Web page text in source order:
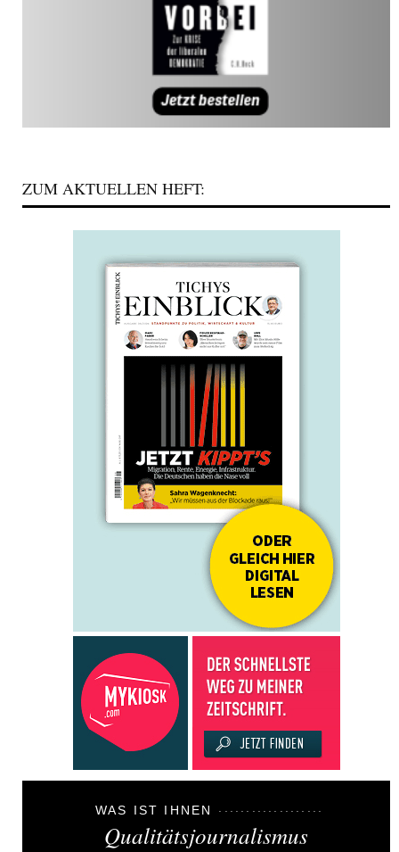
ZUM AKTUELLEN HEFT:
WAS IST IHNEN
Qualitätsjournalismus